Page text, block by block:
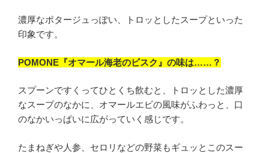
濃厚なポタージュっぽい、トロッとしたスープといった
印象です。
POMONE『オマール海老のビスク』の味は……？
スプーンですくってひとくち飲むと、トロッとした濃厚
なスープのなかに、オマールエビの風味がふわっと、口
のなかいっぱいに広がっていく感じです。
たまねぎや人参、セロリなどの野菜もギュッとこのスー